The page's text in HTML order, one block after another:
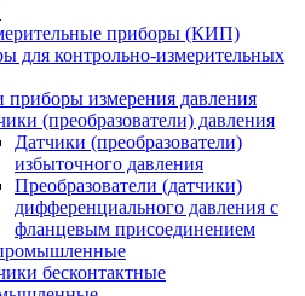
приборы (КИП)
для контрольно-измерительных
приборы измерения давления
(преобразователи) давления
Датчики (преобразователи)
избыточного давления
Преобразователи (датчики)
дифференциального давления с
фланцевым присоединением
бесконтактные